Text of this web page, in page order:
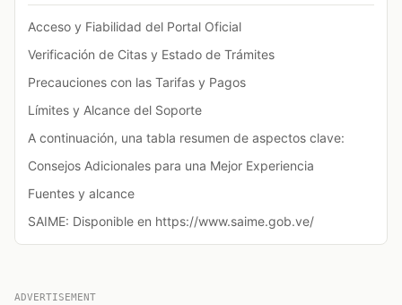
Acceso y Fiabilidad del Portal Oficial
Verificación de Citas y Estado de Trámites
Precauciones con las Tarifas y Pagos
Límites y Alcance del Soporte
A continuación, una tabla resumen de aspectos clave:
Consejos Adicionales para una Mejor Experiencia
Fuentes y alcance
SAIME: Disponible en https://www.saime.gob.ve/
ADVERTISEMENT